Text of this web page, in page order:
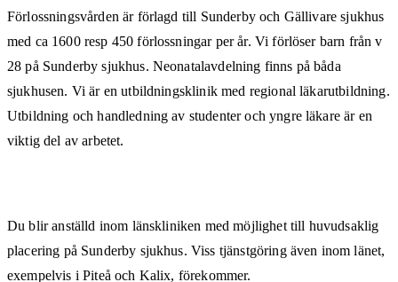
Förlossningsvården är förlagd till Sunderby och Gällivare sjukhus
med ca 1600 resp 450 förlossningar per år. Vi förlöser barn från v
28 på Sunderby sjukhus. Neonatalavdelning finns på båda
sjukhusen. Vi är en utbildningsklinik med regional läkarutbildning.
Utbildning och handledning av studenter och yngre läkare är en
viktig del av arbetet.
Du blir anställd inom länskliniken med möjlighet till huvudsaklig
placering på Sunderby sjukhus. Viss tjänstgöring även inom länet,
exempelvis i Piteå och Kalix, förekommer.